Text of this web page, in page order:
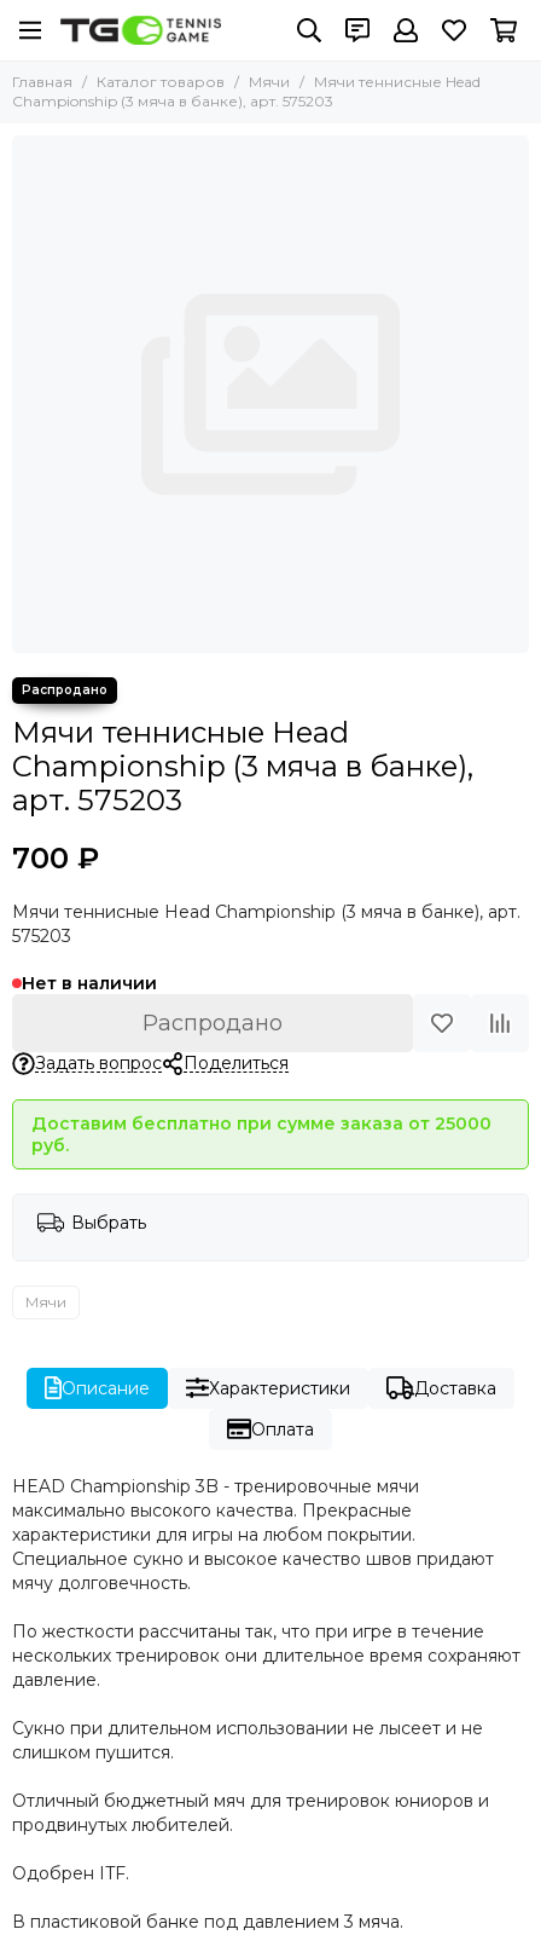
Главная Каталог товаров Мячи
Мячи теннисные Head
Championship (3 мяча в банке), арт. 575203
Мячи теннисные Head
Championship (3 мяча в банке),
арт. 575203
700 ₽
Мячи теннисные Head Championship (3 мяча в банке), арт.
575203
Нет в наличии
Распродано
Задать вопрос Поделиться
Доставим бесплатно при сумме заказа от 25000
руб.
Выбрать
Мячи
Описание Характеристики
Доставка
Оплата
HEAD Championship 3B - тренировочные мячи
максимально высокого качества. Прекрасные
характеристики для игры на любом покрытии.
Специальное сукно и высокое качество швов придают
мячу долговечность.
По жесткости рассчитаны так, что при игре в течение
нескольких тренировок они длительное время сохраняют
давление.
Сукно при длительном использовании не лысеет и не
слишком пушится.
Отличный бюджетный мяч для тренировок юниоров и
продвинутых любителей.
Одобрен ITF.
В пластиковой банке под давлением 3 мяча.